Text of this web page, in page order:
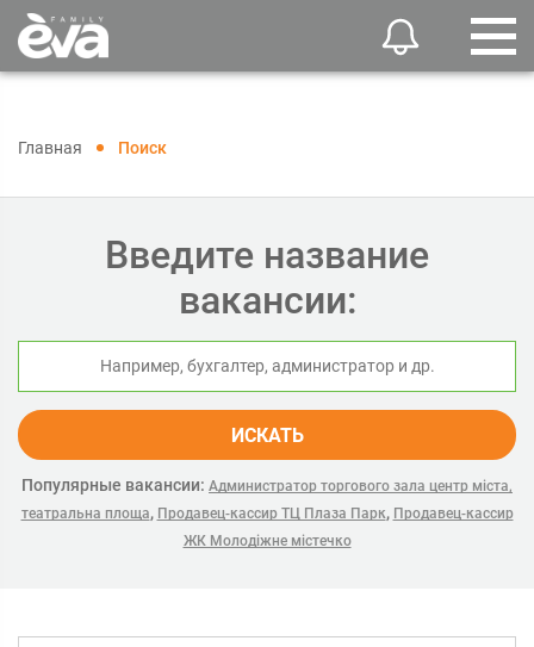
Главная Поиск
Введите название
вакансии:
ИСКАТЬ
Популярные вакансии: Администратор торгового зала центр міста,
театральна площа, Продавец-кассир ТЦ Плаза Парк, Продавец-кассир
ЖК Молодіжне містечко